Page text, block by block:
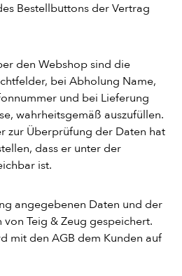
UNSER ZEUG
Bestellbuttons der Vertrag
den Webshop sind die
bei Abholung Name,
und bei Lieferung
wahrheitsgemäß auszufüllen.
zur Überprüfung der Daten hat
dass er unter der
ist.
angegebenen Daten und der
Teig & Zeug gespeichert.
mit den AGB dem Kunden auf